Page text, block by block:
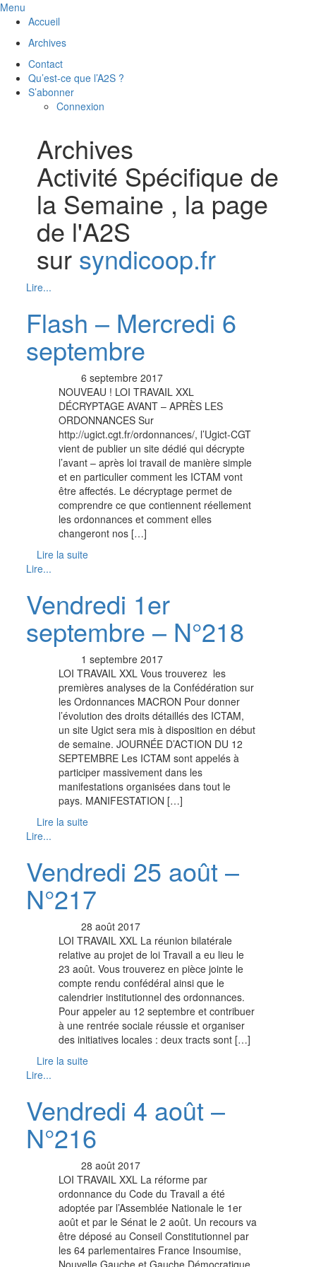
Menu
Accueil
Archives
Contact
Qu’est-ce que l’A2S ?
S’abonner
Connexion
Archives
Activité Spécifique de
la Semaine , la page
de l'A2S
sur syndicoop.fr
Lire...
Flash – Mercredi 6
septembre
6 septembre 2017
NOUVEAU ! LOI TRAVAIL XXL
DÉCRYPTAGE AVANT – APRÈS LES
ORDONNANCES Sur
http://ugict.cgt.fr/ordonnances/, l’Ugict-CGT
vient de publier un site dédié qui décrypte
l’avant – après loi travail de manière simple
et en particulier comment les ICTAM vont
être affectés. Le décryptage permet de
comprendre ce que contiennent réellement
les ordonnances et comment elles
changeront nos […]
Lire la suite
Lire...
Vendredi 1er
septembre – N°218
1 septembre 2017
LOI TRAVAIL XXL Vous trouverez les
premières analyses de la Confédération sur
les Ordonnances MACRON Pour donner
l’évolution des droits détaillés des ICTAM,
un site Ugict sera mis à disposition en début
de semaine. JOURNÉE D’ACTION DU 12
SEPTEMBRE Les ICTAM sont appelés à
participer massivement dans les
manifestations organisées dans tout le
pays. MANIFESTATION […]
Lire la suite
Lire...
Vendredi 25 août –
N°217
28 août 2017
LOI TRAVAIL XXL La réunion bilatérale
relative au projet de loi Travail a eu lieu le
23 août. Vous trouverez en pièce jointe le
compte rendu confédéral ainsi que le
calendrier institutionnel des ordonnances.
Pour appeler au 12 septembre et contribuer
à une rentrée sociale réussie et organiser
des initiatives locales : deux tracts sont […]
Lire la suite
Lire...
Vendredi 4 août –
N°216
28 août 2017
LOI TRAVAIL XXL La réforme par
ordonnance du Code du Travail a été
adoptée par l’Assemblée Nationale le 1er
août et par le Sénat le 2 août. Un recours va
être déposé au Conseil Constitutionnel par
les 64 parlementaires France Insoumise,
Nouvelle Gauche et Gauche Démocratique